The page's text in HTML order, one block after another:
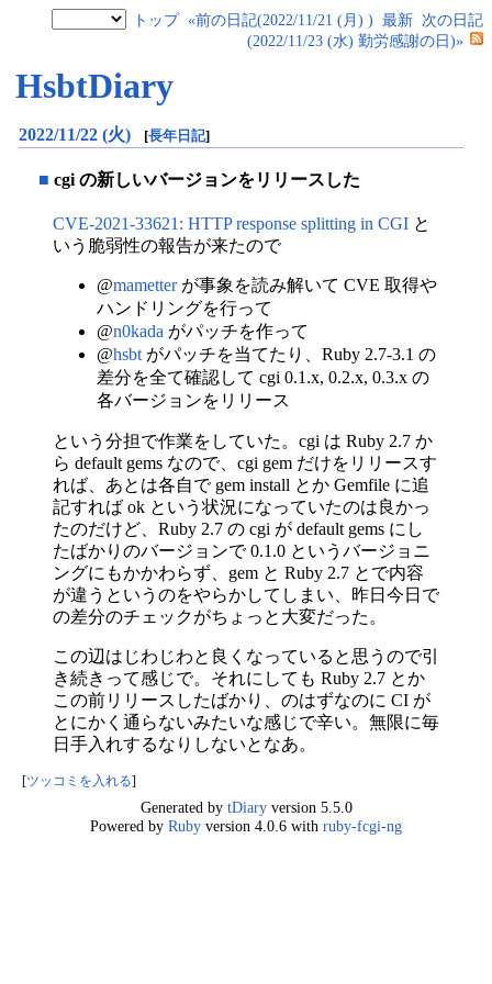
トップ «前の日記(2022/11/21 (月) ) 最新 次の日記
(2022/11/23 (水) 勤労感謝の日)»
HsbtDiary
2022/11/22 (火) [長年日記]
■ cgi の新しいバージョンをリリースした
CVE-2021-33621: HTTP response splitting in CGI と
いう脆弱性の報告が来たので
@mametterが事象を読み解いて CVE 取得や
ハンドリングを行って
@n0kada がパッチを作って
@hsbt がパッチを当てたり、Ruby 2.7-3.1 の
差分を全て確認して cgi 0.1.x, 0.2.x, 0.3.x の
各バージョンをリリース
という分担で作業をしていた。cgi は Ruby 2.7 か
ら default gems なので、cgi gem だけをリリースす
れば、あとは各自で gem install とか Gemfile に追
記すれば ok という状況になっていたのは良かっ
たのだけど、Ruby 2.7 の cgi が default gems にし
たばかりのバージョンで 0.1.0 というバージョニ
ングにもかかわらず、gem と Ruby 2.7 とで内容
が違うというのをやらかしてしまい、昨日今日で
の差分のチェックがちょっと大変だった。
この辺はじわじわと良くなっていると思うので引
き続きって感じで。それにしても Ruby 2.7 とか
この前リリースしたばかり、のはずなのに CI が
とにかく通らないみたいな感じで辛い。無限に毎
日手入れするなりしないとなあ。
[ツッコミを入れる]
Generated by tDiaryversion 5.5.0
Powered by Ruby version 4.0.6 with ruby-fcgi-ng